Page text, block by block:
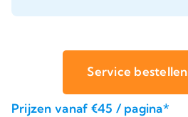
Service bestellen
Prijzen vanaf €45 / pagina*